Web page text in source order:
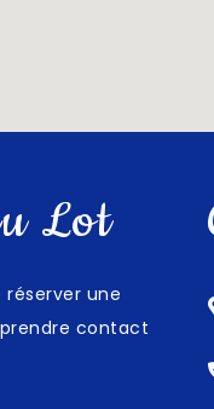
Lot
réserver une
prendre contact